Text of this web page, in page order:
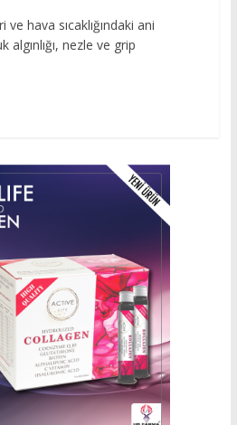
hava sıcaklığındaki ani
nezle ve grip